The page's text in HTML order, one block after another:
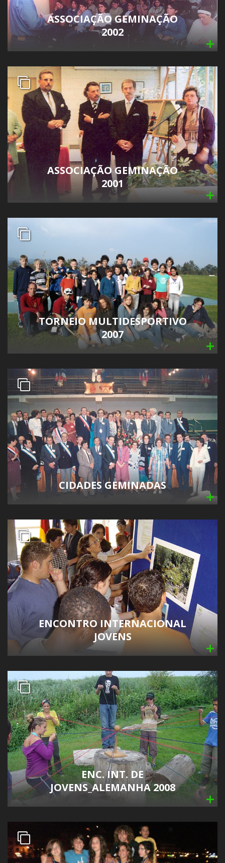
ASSOCIAÇÃO GEMINAÇÃO
2002
ASSOCIAÇÃO GEMINAÇÃO
2001
TORNEIO MULTIDESPORTIVO
2007
CIDADES GEMINADAS
ENCONTRO INTERNACIONAL
JOVENS
ENC. INT. DE
JOVENS_ALEMANHA 2008